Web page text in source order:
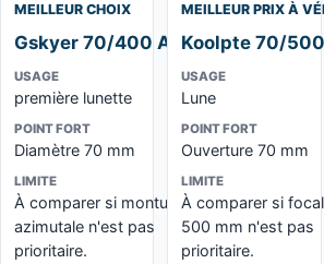
MEILLEUR CHOIX
Gskyer 70/400 AZ
USAGE
première lunette
POINT FORT
Diamètre 70 mm
LIMITE
À comparer si monture
azimutale n'est pas
prioritaire.
MEILLEUR PRIX À
Koolpte 70/
USAGE
Lune
POINT FORT
Ouverture 70 mm
LIMITE
À comparer si
500 mm n'est pas
prioritaire.